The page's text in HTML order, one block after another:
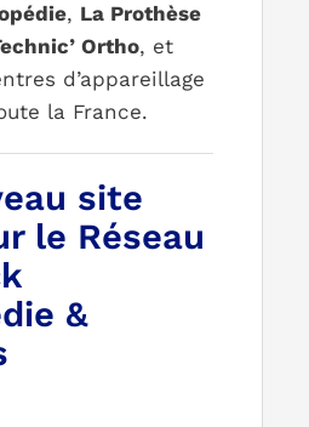
, La Prothèse
Ortho, et
d’appareillage
la France.
site
le Réseau
&